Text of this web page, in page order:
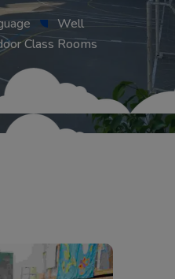
Well
Class Rooms